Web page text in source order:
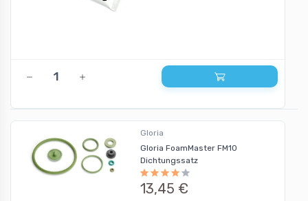
Gloria
Gloria FoamMaster FM10
Dichtungssatz
13,45 €